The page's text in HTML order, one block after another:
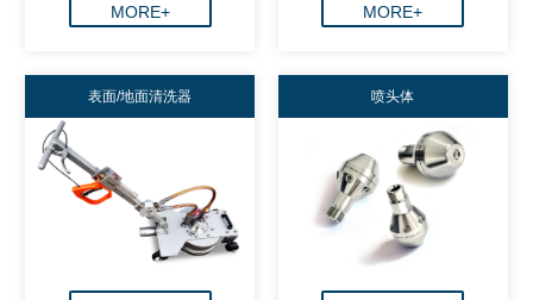
MORE+ MORE+
表面/地面清洗器 喷头体